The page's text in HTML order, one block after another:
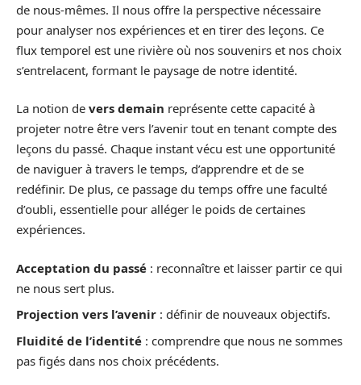
de nous-mêmes. Il nous offre la perspective nécessaire
pour analyser nos expériences et en tirer des leçons. Ce
flux temporel est une rivière où nos souvenirs et nos choix
s’entrelacent, formant le paysage de notre identité.
La notion de vers demain représente cette capacité à
projeter notre être vers l’avenir tout en tenant compte des
leçons du passé. Chaque instant vécu est une opportunité
de naviguer à travers le temps, d’apprendre et de se
redéfinir. De plus, ce passage du temps offre une faculté
d’oubli, essentielle pour alléger le poids de certaines
expériences.
Acceptation du passé : reconnaître et laisser partir ce qui
ne nous sert plus.
Projection vers l’avenir : définir de nouveaux objectifs.
Fluidité de l’identité : comprendre que nous ne sommes
pas figés dans nos choix précédents.